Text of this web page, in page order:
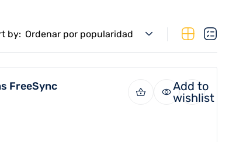
by: Ordenar por popularidad
FreeSync
Add to
wishlist